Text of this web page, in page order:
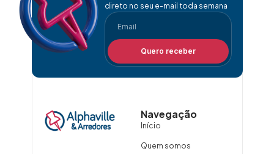
direto no seu e-mail toda semana
Quero receber
Navegação
Início
Quem somos